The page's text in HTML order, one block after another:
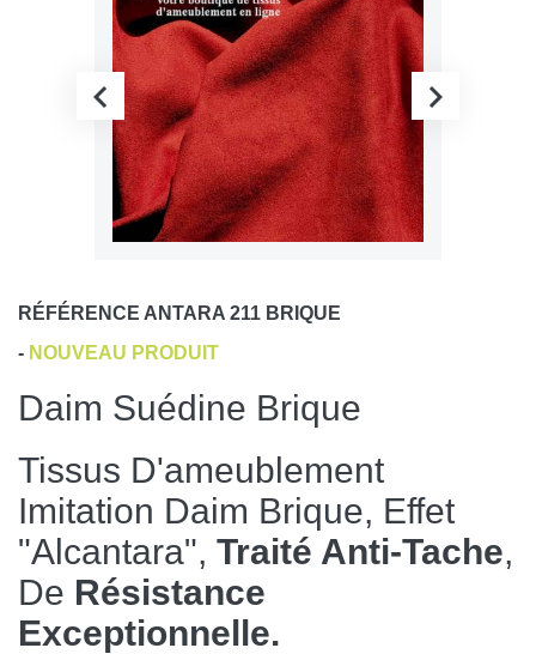
RÉFÉRENCE ANTARA 211 BRIQUE
- NOUVEAU PRODUIT
Daim Suédine Brique
Tissus D'ameublement
Imitation Daim Brique, Effet
"Alcantara", Traité Anti-Tache,
De Résistance
Exceptionnelle.